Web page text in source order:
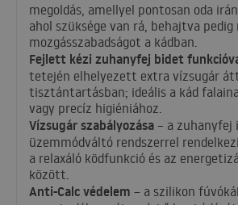
megoldás, amellyel pontosan oda
ahol szüksége van rá, behajtva pedig
mozgásszabadságot a kádban.
Fejlett kézi zuhanyfej bidet
tetején elhelyezett extra vízsugár
tisztántartásban; ideális a kád
vagy precíz higiéniához.
Vízsugár szabályozása – a
üzemmódváltó rendszerrel
a relaxáló ködfunkció és az
között.
Anti-Calc védelem – a szilikon